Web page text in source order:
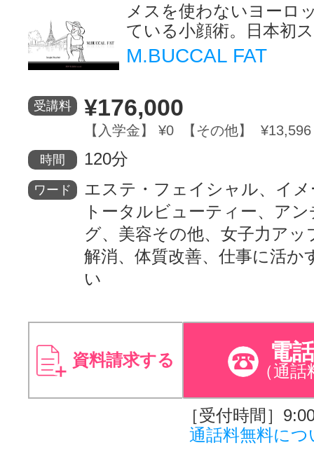
メスを使わないヨーロ
ている小顔術。日本初
M.BUCCAL FAT
受講料 ¥176,000
【入学金】 ¥0 【その他】 ¥13,596
時間 120分
ワード
エステ・フェイシャル、イ
トータルビューティー、ア
グ、美容その他、女子力アッ
解消、体質改善、仕事に活か
い
資料請求する 電
（通話
［受付時間］
通話料無料につ